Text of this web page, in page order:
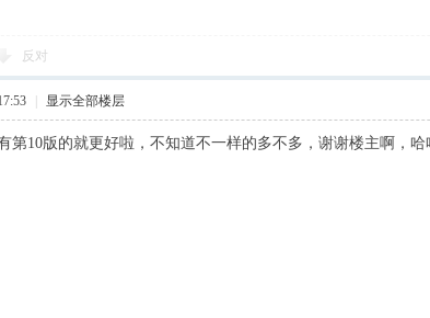
反对
显示全部楼层
第10版的就更好啦，不知道不一样的多不多，谢谢楼主啊，哈